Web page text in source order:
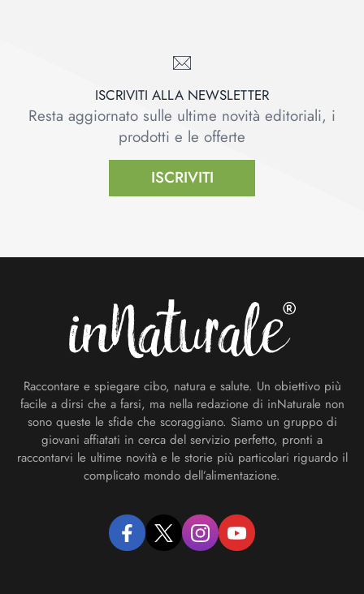
ISCRIVITI ALLA NEWSLETTER
Resta aggiornato sulle ultime novità editoriali, i
prodotti e le offerte
ISCRIVITI
Raccontare e spiegare cibo, natura e salute. Un obiettivo più
facile a dirsi che a farsi, ma nella redazione di inNaturale non
sono queste le sfide che scoraggiano. Siamo un gruppo di
giovani affiatati in cerca del servizio perfetto, pronti a
raccontarvi le ultime novità e le storie più particolari riguardo il
complicato mondo dell’alimentazione.
facebooktwitter instagramyoutube